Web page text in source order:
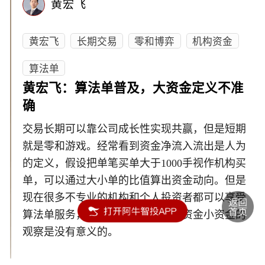
黄宏飞
黄宏飞 长期交易 零和博弈
机构资金
算法单
黄宏飞：算法单普及，大资金定义不准
确
交易长期可以靠公司成长性实现共赢，但是短期
就是零和游戏。经常看到资金净流入流出是人为
的定义，假设把单笔买单大于1000手视作机构买
单，可以通过大小单的比值算出资金动向。但是
现在很多不专业的机构和个人投资者都可以享受
算法单服务，即拆单，所以有关大资金小资金的
观察是没有意义的。